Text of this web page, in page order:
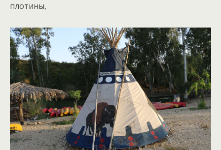
плотины,